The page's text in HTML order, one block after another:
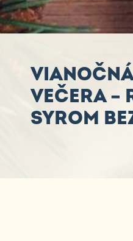
VEČERA –
SYROM